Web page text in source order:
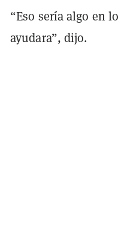
“Eso sería algo en
ayudara”, dijo.